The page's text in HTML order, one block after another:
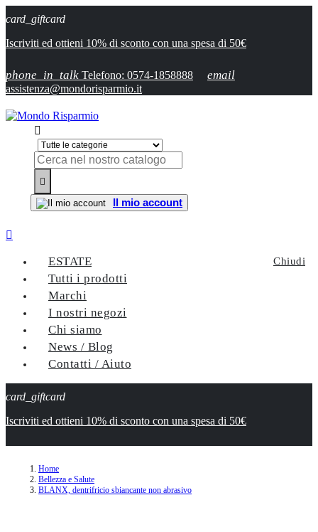
card_giftcard
Iscriviti ed ottieni 10% di sconto con una spesa di 50€
phone_in_talk Telefono: 0574-1858888 email
assistenza@mondorisparmio.it


Il mio account

Chiudi
ESTATE
Tutti i prodotti
Marchi
I nostri negozi
Chi siamo
News / Blog
Contatti / Aiuto
card_giftcard
Iscriviti ed ottieni 10% di sconto con una spesa di 50€
Home
Bellezza e Salute
BLANX, dentrifricio sbiancante non abrasivo